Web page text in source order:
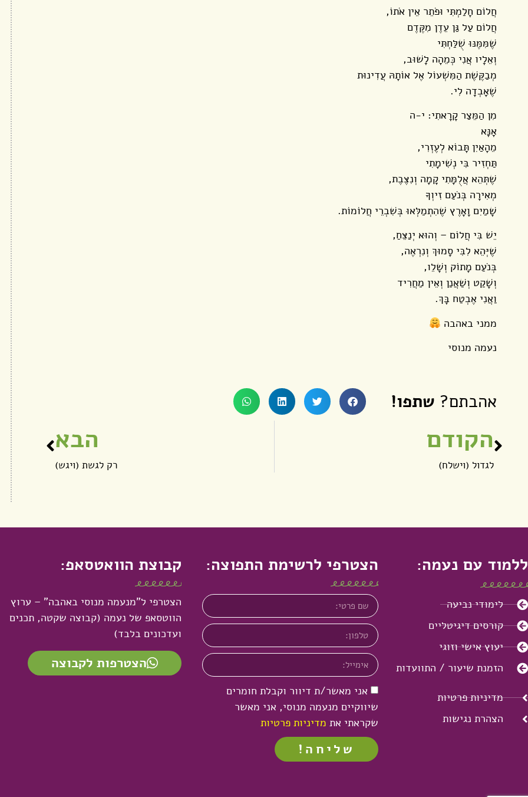
חֲלוֹם חָלַמְתִּי וּפֹתֵר אֵין אֹתוֹ,
חֲלוֹם עַל גַּן עֵדֶן מִקֶּדֶם
שֶׁמִּמֶּנּוּ שֻׁלַּחְתִּי
וְאֵלָיו אֲנִי כְּמֵהָה לָשׁוּב,
מְבַקֶּשֶׁת הַמִּשְׁעוֹל אֶל אוֹתָהּ עֲדִינוּת
שֶׁאָבְדָה לִי.
מִן הַמֵּצַר קָרָאתִי: י-ה
אָנָּא
מֵהָאַיִן תָּבוֹא לְעֶזְרִי,
תַּחְזִיר בִּי נְשִׁימָתִי
שֶׁתְּהֵא אֲלֻמָּתִי קָמָה וְנִצֶּבֶת,
מְאִירָה בְּנֹעַם זִיוְךָ
שָׁמַיִם וָאָרֶץ שֶׁהִתְמַלְּאוּ בְּשִׁבְרֵי חֲלוֹמוֹת.
יֵשׁ בִּי חֲלוֹם – וְהוּא יְנַצֵּחַ,
שֶׁיְּהֵא לִבִּי סָמוּךְ וְנִרְאֶה,
בְּנֹעַם מָתוֹק וְשָׁלֵו,
וְשָׁקַט וְשַׁאֲנַן וְאֵין מַחֲרִיד
וַאֲנִי אֶבְטַח בָּךְ.
ממני באהבה
נעמה מנוסי
אהבתם? שתפו!
הקודם
לגדול (וישלח)
הבא
רק לגשת (ויגש)
ללמוד עם נעמה:
לימודי נביעה
קורסים דיגיטליים
יעוץ אישי וזוגי
הזמנת שיעור / התוועדות
מדיניות פרטיות
הצהרת נגישות
הצטרפי לרשימת התפוצה:
אני מאשר/ת דיוור וקבלת חומרים
שיווקיים מנעמה מנוסי, אני מאשר
שקראתי את מדיניות פרטיות
שליחה!
קבוצת הוואטסאפ:
הצטרפי ל"מנעמה מנוסי באהבה" – ערוץ
הווטסאפ של נעמה (קבוצה שקטה, תכנים
ועדכונים בלבד)
הצטרפות לקבוצה